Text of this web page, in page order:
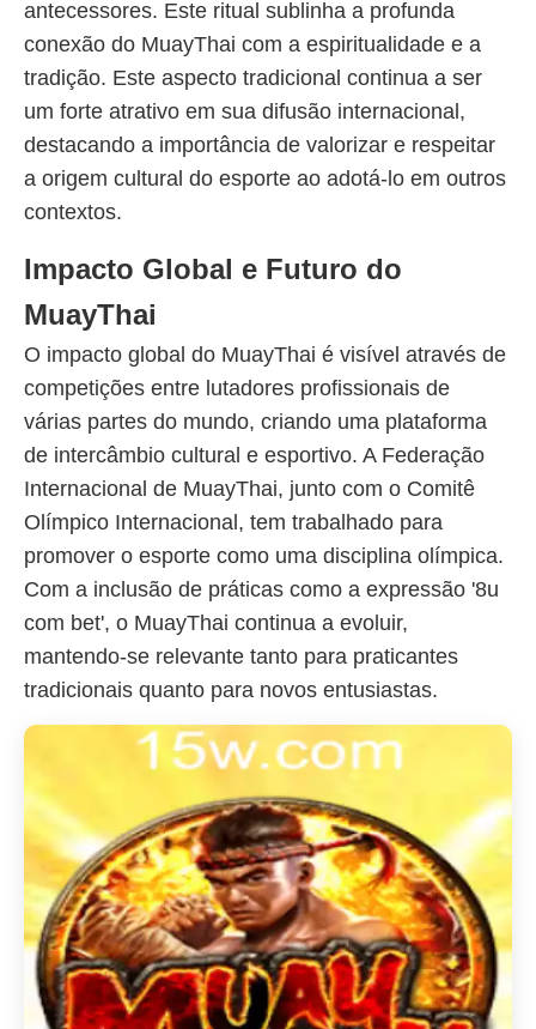
antecessores. Este ritual sublinha a profunda
conexão do MuayThai com a espiritualidade e a
tradição. Este aspecto tradicional continua a ser
um forte atrativo em sua difusão internacional,
destacando a importância de valorizar e respeitar
a origem cultural do esporte ao adotá-lo em outros
contextos.
Impacto Global e Futuro do
MuayThai
O impacto global do MuayThai é visível através de
competições entre lutadores profissionais de
várias partes do mundo, criando uma plataforma
de intercâmbio cultural e esportivo. A Federação
Internacional de MuayThai, junto com o Comitê
Olímpico Internacional, tem trabalhado para
promover o esporte como uma disciplina olímpica.
Com a inclusão de práticas como a expressão '8u
com bet', o MuayThai continua a evoluir,
mantendo-se relevante tanto para praticantes
tradicionais quanto para novos entusiastas.